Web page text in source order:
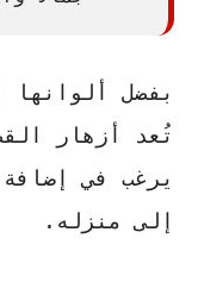
بفضل ألوانها
تُعد أزهار
يرغب في
إلى منزله.